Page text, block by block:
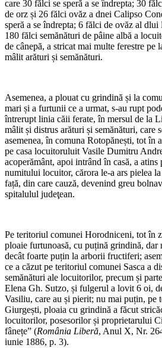
care 30 fălci se speră a se îndrepta; 30
de orz și 26 fălci ovăz a dnei Calipso
speră a se îndrepta; 6 fălci de ovăz al
180 fălci semănături de pâine albă a
de cânepă, a stricat mai multe ferestre pe
mâlit arături și semănături.
Asemenea, a plouat cu grindină și la
mari și a furtunii ce a urmat, s-au rupt
întrerupt linia căii ferate, în mersul de la
mâlit și distrus arături și semănături, care
asemenea, în comuna Rotopănești, tot în
pe casa locuitoruluit Vasile Dumitru
acoperământ, apoi intrând în casă, a atins
numitului locuitor, cărora le-a ars pielea
față, din care cauză, devenind greu
spitalulul judeţean.
Pe teritoriul comunei Horodniceni, tot în
ploaie furtunoasă, cu puțină grindină, dar
decât foarte puțin la arborii fructiferi;
ce a căzut pe teritoriul comunei Sasca a
semănături ale locuitorilor, precum și
Elena Gh. Sutzo, și fulgerul a lovit 6 oi,
Vasiliu, care au și pierit; nu mai puțin, pe
Giurgești, ploaia cu grindină a făcut
locuitorilor, posesorilor și proprietarului
fânețe” (România Liberă, Anul X, Nr.
iunie 1886, p. 3).